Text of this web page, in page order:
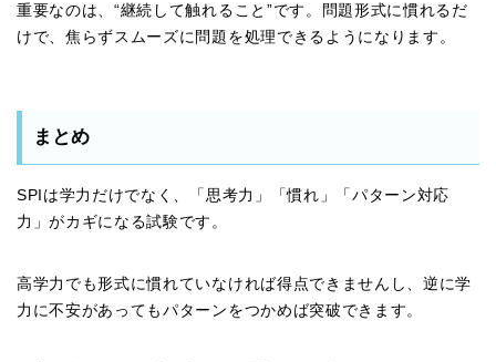
重要なのは、“継続して触れること”です。問題形式に慣れるだ
けで、焦らずスムーズに問題を処理できるようになります。
まとめ
SPIは学力だけでなく、「思考力」「慣れ」「パターン対応
力」がカギになる試験です。
高学力でも形式に慣れていなければ得点できませんし、逆に学
力に不安があってもパターンをつかめば突破できます。